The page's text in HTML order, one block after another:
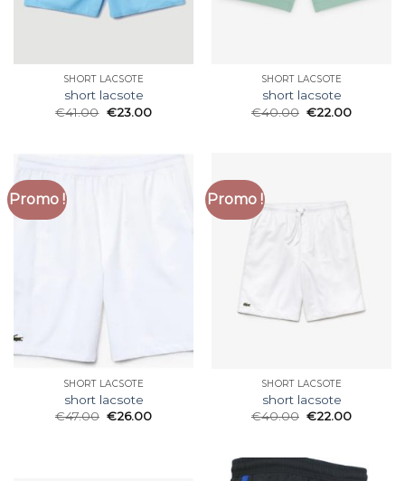
SHORT LACSOTE
short lacsote
€41.00 €23.00
SHORT LACSOTE
short lacsote
€40.00 €22.00
Promo !
SHORT LACSOTE
short lacsote
€47.00 €26.00
Promo !
SHORT LACSOTE
short lacsote
€40.00 €22.00